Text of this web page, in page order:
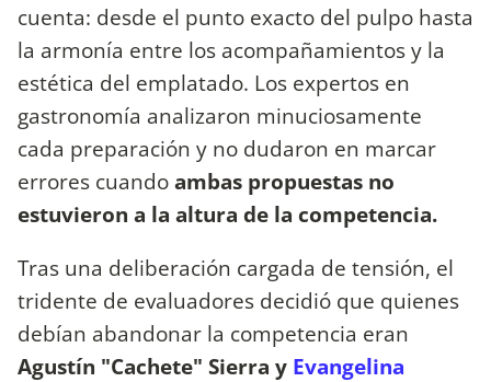
cuenta: desde el punto exacto del pulpo hasta
la armonía entre los acompañamientos y la
estética del emplatado. Los expertos en
gastronomía analizaron minuciosamente
cada preparación y no dudaron en marcar
errores cuandoambas propuestas no
estuvieron a la altura de la competencia.
Tras una deliberación cargada de tensión, el
tridente de evaluadores decidió que quienes
debían abandonar la competencia eran
Agustín "Cachete" Sierra y Evangelina